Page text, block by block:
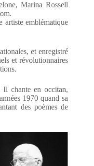
Marina Rossell
artiste emblématique
et enregistré
et révolutionnaires
Il chante en occitan,
1970 quand sa
des poèmes de